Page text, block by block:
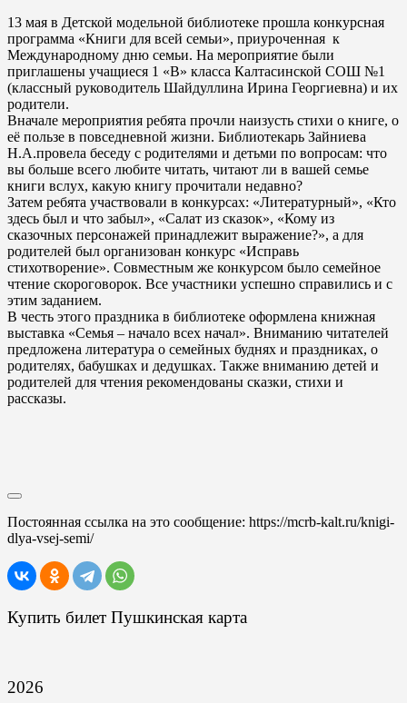
13 мая в Детской модельной библиотеке прошла конкурсная
программа «Книги для всей семьи», приуроченная к
Международному дню семьи. На мероприятие были
приглашены учащиеся 1 «В» класса Калтасинской СОШ №1
(классный руководитель Шайдуллина Ирина Георгиевна) и их
родители.
Вначале мероприятия ребята прочли наизусть стихи о книге, о
её пользе в повседневной жизни. Библиотекарь Зайниева
Н.А.провела беседу с родителями и детьми по вопросам: что
вы больше всего любите читать, читают ли в вашей семье
книги вслух, какую книгу прочитали недавно?
Затем ребята участвовали в конкурсах: «Литературный», «Кто
здесь был и что забыл», «Салат из сказок», «Кому из
сказочных персонажей принадлежит выражение?», а для
родителей был организован конкурс «Исправь
стихотворение». Совместным же конкурсом было семейное
чтение скороговорок. Все участники успешно справились и с
этим заданием.
В честь этого праздника в библиотеке оформлена книжная
выставка «Семья – начало всех начал». Вниманию читателей
предложена литература о семейных буднях и праздниках, о
родителях, бабушках и дедушках. Также вниманию детей и
родителей для чтения рекомендованы сказки, стихи и
рассказы.
Постоянная ссылка на это сообщение: https://mcrb-kalt.ru/knigi-
dlya-vsej-semi/
Купить билет Пушкинская карта
2026